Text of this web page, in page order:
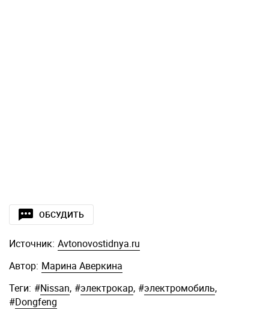
ОБСУДИТЬ
Источник: Avtonovostidnya.ru
Автор: Марина Аверкина
Теги: #Nissan, #электрокар, #электромобиль,
#Dongfeng